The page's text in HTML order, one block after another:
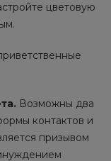
цветовую
Возможны два
контактов и
призывом